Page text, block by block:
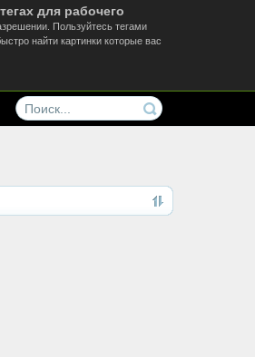
для рабочего
Пользуйтесь тегами
найти картинки которые вас